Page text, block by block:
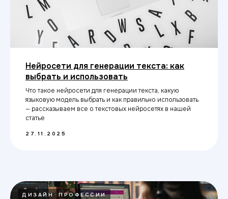
Нейросети для генерации текста: как
выбрать и использовать
Что такое нейросети для генерации текста, какую
языковую модель выбрать и как правильно использовать
— рассказываем все о текстовых нейросетях в нашей
статье
27.11.2025
ДИЗАЙН ПРОФЕССИИ